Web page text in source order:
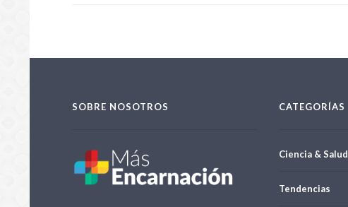
SOBRE NOSOTROS CATEGORÍAS
Ciencia & Salud
Tendencias